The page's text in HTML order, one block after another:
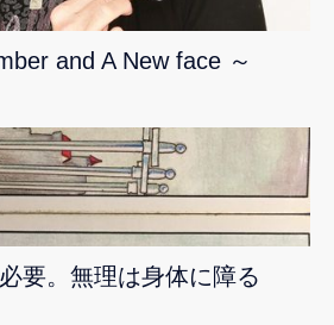
and A New face ～
要。無理は身体に障る